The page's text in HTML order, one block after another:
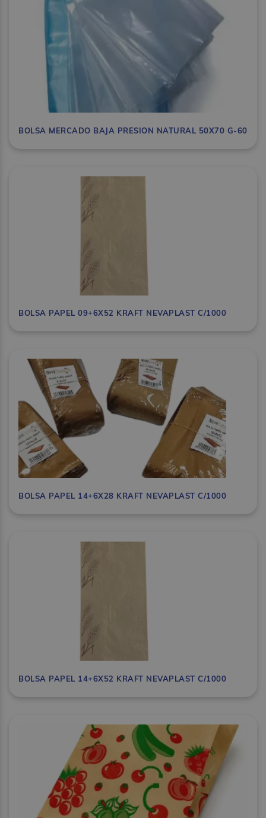
BOLSA MERCADO BAJA PRESION NATURAL 50X70 G-60
BOLSA PAPEL 09+6X52 KRAFT NEVAPLAST C/1000
BOLSA PAPEL 14+6X28 KRAFT NEVAPLAST C/1000
BOLSA PAPEL 14+6X52 KRAFT NEVAPLAST C/1000